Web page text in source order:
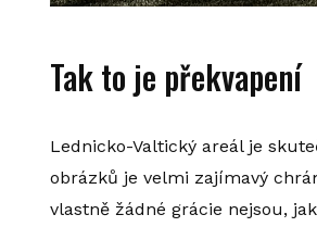
Tak to je překvapení
Lednicko-Valtický areál je
obrázků je velmi zajímavý
vlastně žádné grácie nejsou,